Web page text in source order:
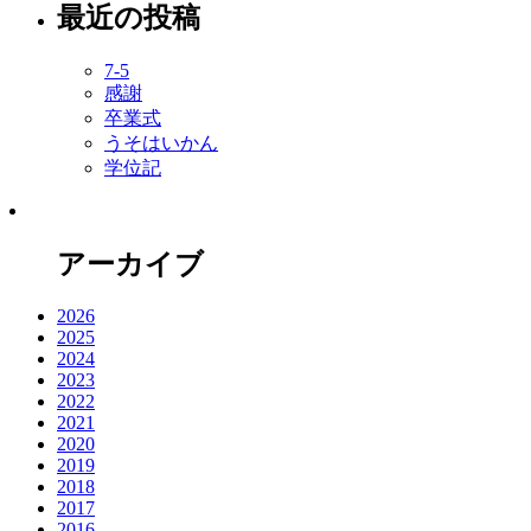
最近の投稿
7-5
感謝
卒業式
うそはいかん
学位記
アーカイブ
2026
2025
2024
2023
2022
2021
2020
2019
2018
2017